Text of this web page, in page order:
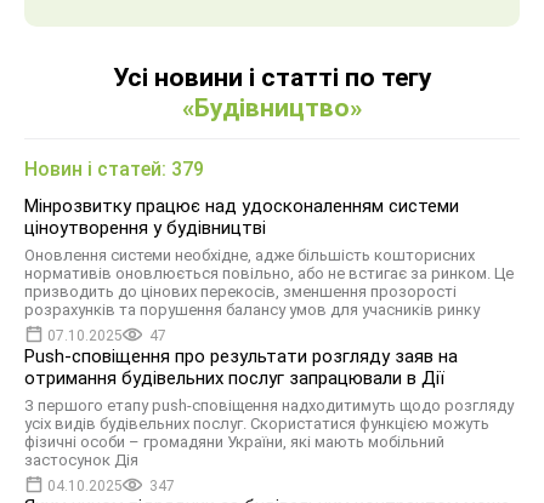
Усі новини і статті по тегу
«Будівництво»
Новин і статей: 379
Мінрозвитку працює над удосконаленням системи
ціноутворення у будівництві
Оновлення системи необхідне, адже більшість кошторисних
нормативів оновлюється повільно, або не встигає за ринком. Це
призводить до цінових перекосів, зменшення прозорості
розрахунків та порушення балансу умов для учасників ринку
07.10.2025 47
Push-сповіщення про результати розгляду заяв на
отримання будівельних послуг запрацювали в Дії
З першого етапу push-сповіщення надходитимуть щодо розгляду
усіх видів будівельних послуг. Скористатися функцією можуть
фізичні особи – громадяни України, які мають мобільний
застосунок Дія
04.10.2025 347